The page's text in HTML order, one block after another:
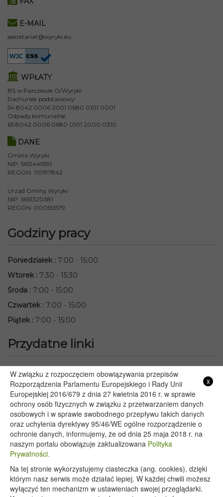
E-MAIL
sekretariat@wyryki.eu
WPŁATY
BS w Parczewie O/Wyryki
Rachunek podstawowy:
54 8042 0006 2001 0680 0101 0001
Odpady komunalne:
65 8042 0006 0680 0101 2000 0310
DANE
Gmina Wyryki
NIP: 5651445591
REGON: 110197842
Urząd Gminy Wyryki
NIP: 5651320381
REGON: 000551579
Godziny pracy
Poniedziałek: 7:00 - 15:00
Wtorek: 7:30 - 15:30
Środa : 7:00 - 15:00
Czwartek: 7:00 - 15:00
Piątek: 7:00 - 15:00
Przydatne linki
Starostwo Powiatowe we Włodawie
Lubelski Urząd Wojewódzki w Lublinie
Urząd Marszałkowski Województwa Lubelskiego w Lublinie
Serwis Rzeczypospolitej Polskiej
PGE – Planowane wyłączenia prądu
Poczta E-mail
Copyright 2020@ - Urząd Gminy Wyryki
x
W związku z rozpoczęciem obowiązywania przepisów
Rozporządzenia Parlamentu Europejskiego i Rady Unii
Europejskiej 2016/679 z dnia 27 kwietnia 2016 r. w sprawie
ochrony osób fizycznych w związku z przetwarzaniem danych
osobowych i w sprawie swobodnego przepływu takich danych
oraz uchylenia dyrektywy 95/46/WE ogólne rozporządzenie o
ochronie danych, informujemy, że od dnia 25 maja 2018 r. na
naszym portalu obowiązuje zaktualizowana Polityka
Prywatności.
Na tej stronie wykorzystujemy ciasteczka (ang. cookies), dzięki
którym nasz serwis może działać lepiej. W każdej chwili możesz
wyłączyć ten mechanizm w ustawieniach swojej przeglądarki.